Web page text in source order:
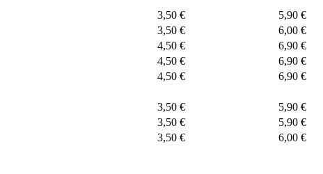
3,50 € 5,90 €
3,50 € 6,00 €
4,50 € 6,90 €
4,50 € 6,90 €
4,50 € 6,90 €
3,50 € 5,90 €
3,50 € 5,90 €
3,50 € 6,00 €